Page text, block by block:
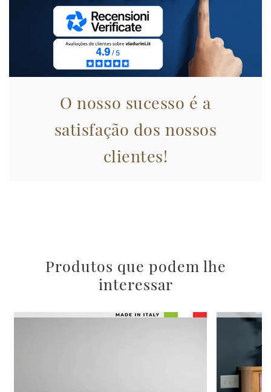
informazioni sul modo in cui utilizza il nostro sito con i
nostri partner che si occupano di analisi dei dati web,
pubblicità e social media, i quali potrebbero combinarle
con altre informazioni che ha fornito loro o che hanno
raccolto dal suo utilizzo dei loro servizi.
O nosso sucesso é a
satisfação dos nossos
clientes!
Produtos que podem lhe
interessar